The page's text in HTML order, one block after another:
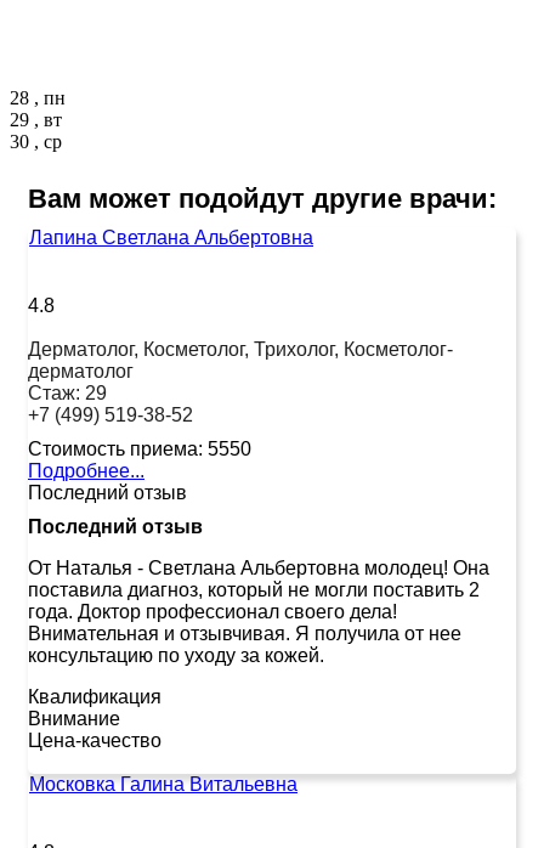
28 , пн
29 , вт
30 , ср
Вам может подойдут другие врачи:
Лапина Светлана Альбертовна
4.8
Дерматолог, Косметолог, Трихолог, Косметолог-
дерматолог
Стаж: 29
+7 (499) 519-38-52
Стоимость приема: 5550
Подробнее...
Последний отзыв
Последний отзыв
От Наталья - Светлана Альбертовна молодец! Она
поставила диагноз, который не могли поставить 2
года. Доктор профессионал своего дела!
Внимательная и отзывчивая. Я получила от нее
консультацию по уходу за кожей.
Квалификация
Внимание
Цена-качество
Московка Галина Витальевна